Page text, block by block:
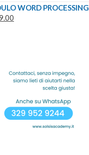
WORD PROCESSING